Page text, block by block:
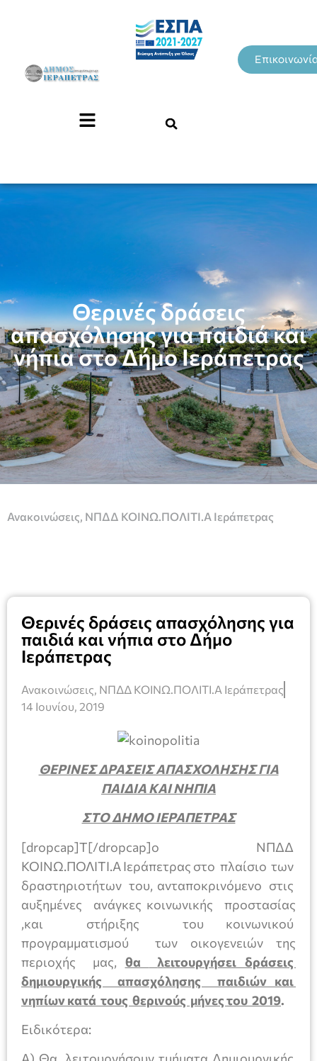
Θερινές δράσεις
απασχόλησης για παιδιά και
νήπια στο Δήμο Ιεράπετρας
Ανακοινώσεις ΝΠΔΔ ΚΟΙΝΩ.ΠΟΛΙΤΙ.Α Ιεράπετρας
Θερινές δράσεις απασχόλησης για
παιδιά και νήπια στο Δήμο
Ιεράπετρας
Ανακοινώσεις ΝΠΔΔ ΚΟΙΝΩ.ΠΟΛΙΤΙ.Α Ιεράπετρας
14 Ιουνίου, 2019
ΘΕΡΙΝΕΣ ΔΡΑΣΕΙΣ ΑΠΑΣΧΟΛΗΣΗΣ ΓΙΑ
ΠΑΙΔΙΑ ΚΑΙ ΝΗΠΙΑ
ΣΤΟ ΔΗΜΟ ΙΕΡΑΠΕΤΡΑΣ
[dropcap]Τ[/dropcap]ο ΝΠΔΔ
ΚΟΙΝΩ.ΠΟΛΙΤΙ.Α Ιεράπετρας στο πλαίσιο των
δραστηριοτήτων του, ανταποκρινόμενο στις
αυξημένες ανάγκες κοινωνικής προστασίας
,και στήριξης του κοινωνικού
προγραμματισμού των οικογενειών της
περιοχής μας, θα
λειτουργήσει δράσεις
δημιουργικής απασχόλησης παιδιών και
νηπίων κατά τους θερινούς μήνες του 2019.
Ειδικότερα: